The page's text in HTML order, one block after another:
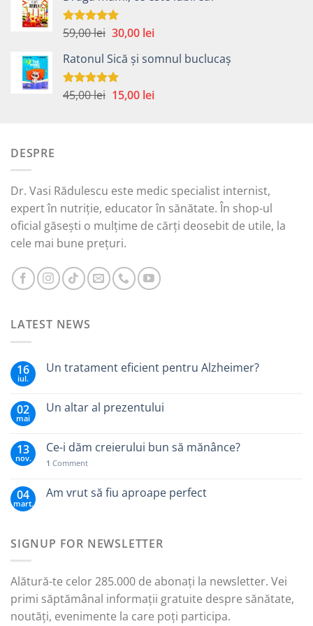
fost:
55,00 lei.
Evaluat la
59,00lei Prețul
a
fost:
59,00 lei.
30,00 leiPrețul
este:
Ratonul Sică și somnul buclucaș
Evaluat la
45,00lei Prețul
15,00 leiPrețul
DESPRE
Dr. Vasi Rădulescu este medic specialist internist,
expert în nutriție, educator în sănătate. În shop-ul
oficial găsești o mulțime de cărți deosebit de utile, la
cele mai bune prețuri.
LATEST NEWS
16
iul.
Un tratament eficient pentru Alzheimer?
02
mai
Un altar al prezentului
13
nov.
Ce-i dăm creierului bun să mănânce?
1 Comment
04
mart.
Am vrut să fiu aproape perfect
SIGNUP FOR NEWSLETTER
Alătură-te celor 285.000 de abonați la newsletter. Vei
primi săptămânal informații gratuite despre sănătate,
noutăți, evenimente la care poți participa.